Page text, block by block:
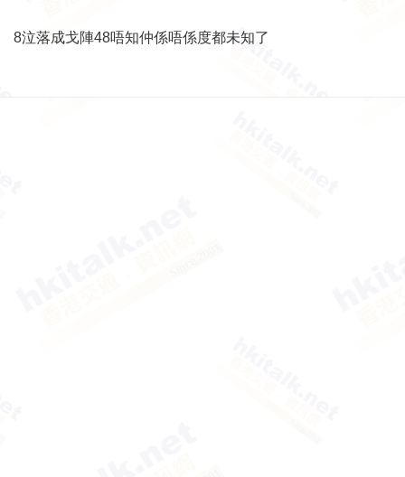
8泣落成戈陣48唔知仲係唔係度都未知了